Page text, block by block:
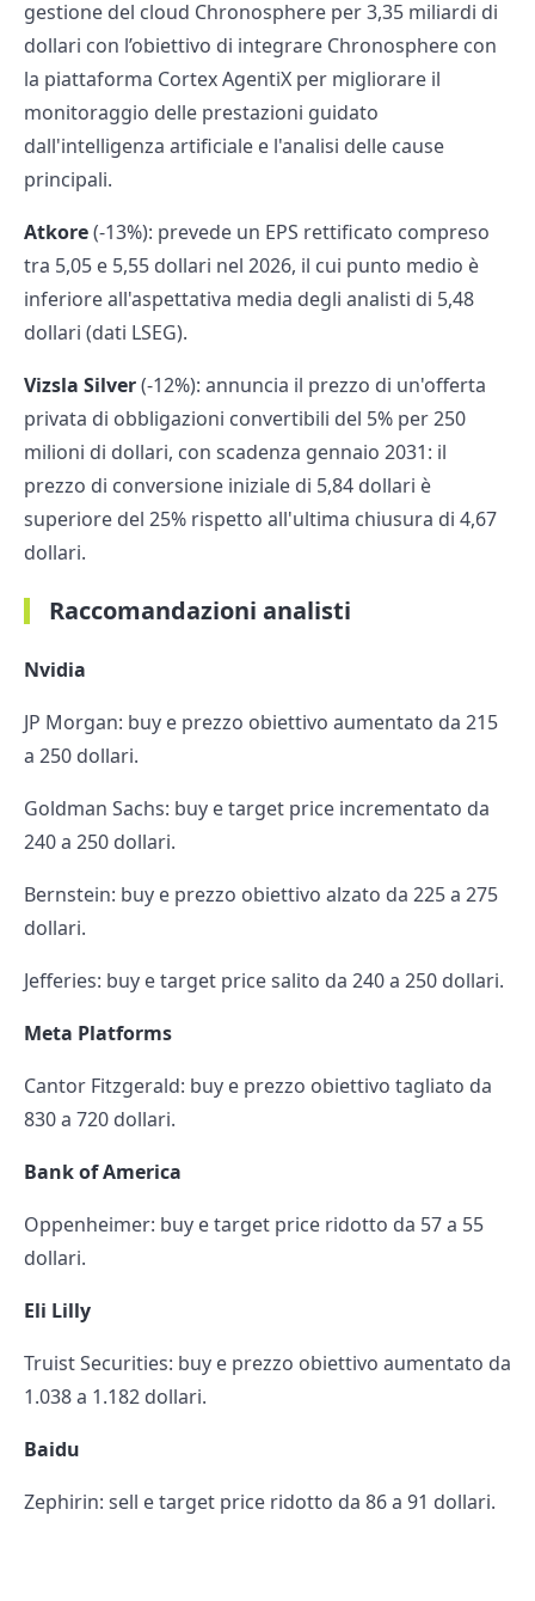
gestione del cloud Chronosphere per 3,35 miliardi di
dollari con l’obiettivo di integrare Chronosphere con
la piattaforma Cortex AgentiX per migliorare il
monitoraggio delle prestazioni guidato
dall'intelligenza artificiale e l'analisi delle cause
principali.
Atkore(-13%): prevede un EPS rettificato compreso
tra 5,05 e 5,55 dollari nel 2026, il cui punto medio è
inferiore all'aspettativa media degli analisti di 5,48
dollari (dati LSEG).
Vizsla Silver(-12%): annuncia il prezzo di un'offerta
privata di obbligazioni convertibili del 5% per 250
milioni di dollari, con scadenza gennaio 2031: il
prezzo di conversione iniziale di 5,84 dollari è
superiore del 25% rispetto all'ultima chiusura di 4,67
dollari.
Raccomandazioni analisti
Nvidia
JP Morgan: buy e prezzo obiettivo aumentato da 215
a 250 dollari.
Goldman Sachs: buy e target price incrementato da
240 a 250 dollari.
Bernstein: buy e prezzo obiettivo alzato da 225 a 275
dollari.
Jefferies: buy e target price salito da 240 a 250 dollari.
Meta Platforms
Cantor Fitzgerald: buy e prezzo obiettivo tagliato da
830 a 720 dollari.
Bank of America
Oppenheimer: buy e target price ridotto da 57 a 55
dollari.
Eli Lilly
Truist Securities: buy e prezzo obiettivo aumentato da
1.038 a 1.182 dollari.
Baidu
Zephirin: sell e target price ridotto da 86 a 91 dollari.